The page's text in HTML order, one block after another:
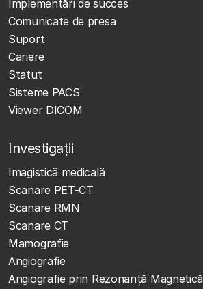
Implementări de succes
Comunicate de presa
Suport
Cariere
Statut
Sisteme PACS
Viewer DICOM
Investigații
Imagistică medicală
Scanare PET-CT
Scanare RMN
Scanare CT
Mamografie
Angiografie
Angiografie prin Rezonanță Magnetică